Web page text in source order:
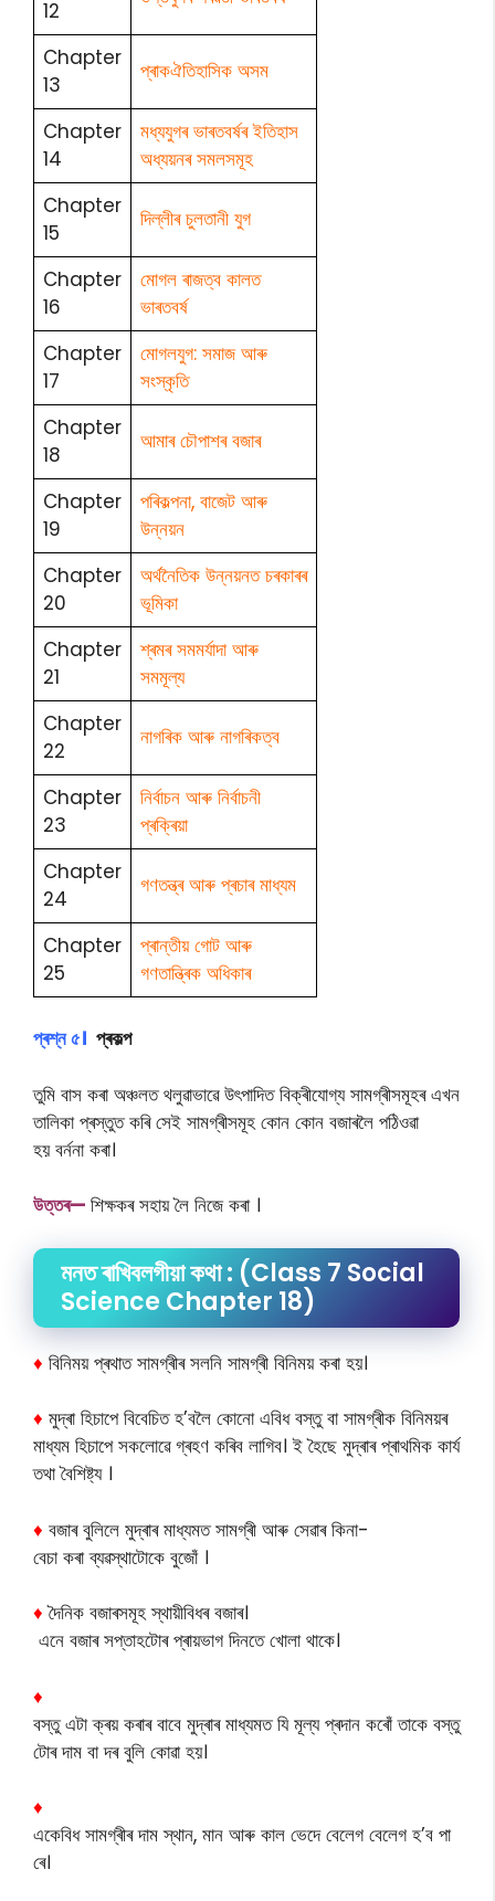
12
Chapter
13
প্ৰাকঐতিহাসিক অসম
Chapter
14
মধ্যযুগৰ ভাৰতবৰ্ষৰ ইতিহাস
অধ্যয়নৰ সমলসমূহ
Chapter
15
দিল্লীৰ চুলতানী যুগ
Chapter
16
মোগল ৰাজত্ব কালত
ভাৰতবৰ্ষ
Chapter
17
মোগলযুগ: সমাজ আৰু
সংস্কৃতি
Chapter
18
আমাৰ চৌপাশৰ বজাৰ
Chapter
19
পৰিকল্পনা, বাজেট আৰু
উন্নয়ন
Chapter
20
অৰ্থনৈতিক উন্নয়নত চৰকাৰৰ
ভূমিকা
Chapter
21
শ্ৰমৰ সমমৰ্যাদা আৰু
সমমূল্য
Chapter
22
নাগৰিক আৰু নাগৰিকত্ব
Chapter
23
নিৰ্বাচন আৰু নিৰ্বাচনী
প্ৰক্ৰিয়া
Chapter
24
গণতন্ত্ৰ আৰু প্ৰচাৰ মাধ্যম
Chapter
25
প্ৰান্তীয় গোট আৰু
গণতান্ত্ৰিক অধিকাৰ
প্ৰশ্ন ৫। প্ৰকল্প
তুমি বাস কৰা অঞ্চলত থলুৱাভাৱে উৎপাদিত বিক্ৰীযোগ্য সামগ্ৰীসমূহৰ এখন
তালিকা প্ৰস্তুত কৰি সেই সামগ্ৰীসমূহ কোন কোন বজাৰলৈ পঠিওৱা
হয় বৰ্ননা কৰা।
উত্তৰ— শিক্ষকৰ সহায় লৈ নিজে কৰা ।
মনত ৰাখিবলগীয়া কথা : (Class 7 Social
Science Chapter 18)
♦ বিনিময় প্ৰথাত সামগ্ৰীৰ সলনি সামগ্ৰী বিনিময় কৰা হয়।
♦ মুদ্ৰা হিচাপে বিবেচিত হ’বলৈ কোনো এবিধ বস্তু বা সামগ্ৰীক বিনিময়ৰ
মাধ্যম হিচাপে সকলোৱে গ্ৰহণ কৰিব লাগিব। ই হৈছে মুদ্ৰাৰ প্ৰাথমিক কাৰ্য
তথা বৈশিষ্ট্য ।
♦ বজাৰ বুলিলে মুদ্ৰাৰ মাধ্যমত সামগ্ৰী আৰু সেৱাৰ কিনা-
বেচা কৰা ব্যৱস্থাটোকে বুজোঁ ।
♦দৈনিক বজাৰসমূহ স্থায়ীবিধৰ বজাৰ।
এনে বজাৰ সপ্তাহটোৰ প্ৰায়ভাগ দিনতে খোলা থাকে।
♦
বস্তু এটা ক্ৰয় কৰাৰ বাবে মুদ্ৰাৰ মাধ্যমত যি মূল্য প্ৰদান কৰোঁ তাকে বস্তু
টোৰ দাম বা দৰ বুলি কোৱা হয়।
♦
একেবিধ সামগ্ৰীৰ দাম স্থান, মান আৰু কাল ভেদে বেলেগ বেলেগ হ’ব পা
ৰে।